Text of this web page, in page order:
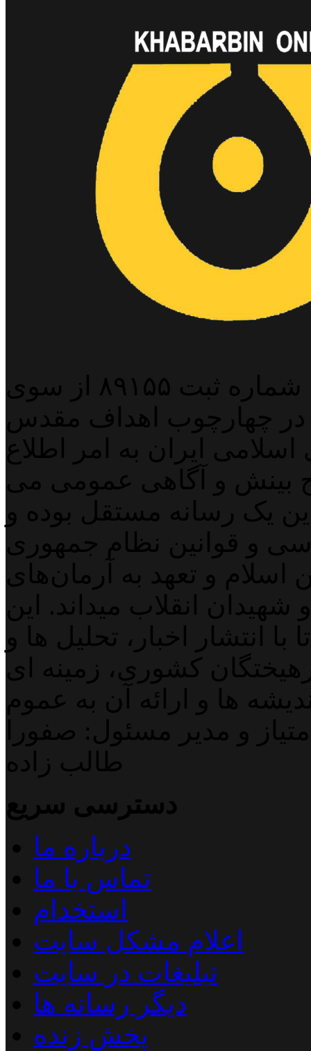
پایگاه خبری خبربین آنلاین به شماره ثبت ۸۹۱۵۵ از سوی
در چهارچوب اهداف مقدس
ایران به امر اطلاع
بینش و آگاهی عمومی می
یک رسانه مستقل بوده و
و قوانین نظام جمهوری
و تعهد به آرمان‌های
انقلاب میداند. این
انتشار اخبار، تحلیل ها و
کشوری، زمینه ای
ها و ارائه آن به عموم
و مدیر مسئول: صفورا
طالب زاده
دسترسی سریع
درباره ما
تماس با ما
استخدام
اعلام مشکل سایت
تبلیغات در سایت
دیگر رسانه ها
پخش زنده